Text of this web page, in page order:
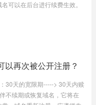
可以在后台进行续费生效。
以再次被公开注册？
30天的宽限期-----> 30天内赎
不续期或恢复域名，它将在